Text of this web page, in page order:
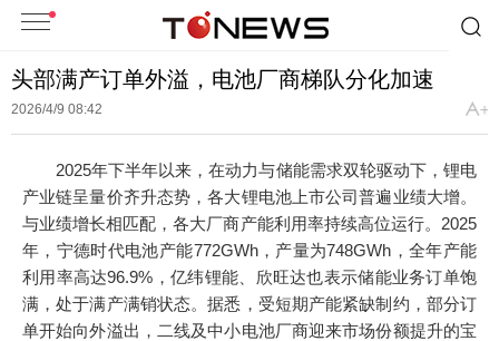
头部满产订单外溢，电池厂商梯队分化加速
2026/4/9 08:42
2025年下半年以来，在动力与储能需求双轮驱动下，锂电
产业链呈量价齐升态势，各大锂电池上市公司普遍业绩大增。
与业绩增长相匹配，各大厂商产能利用率持续高位运行。2025
年，宁德时代电池产能772GWh，产量为748GWh，全年产能
利用率高达96.9%，亿纬锂能、欣旺达也表示储能业务订单饱
满，处于满产满销状态。据悉，受短期产能紧缺制约，部分订
单开始向外溢出，二线及中小电池厂商迎来市场份额提升的宝